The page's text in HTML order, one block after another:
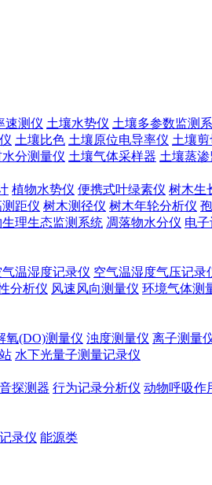
速测仪 土壤水势仪 土壤多参数监测
土壤比色 土壤原位电导率仪 土壤
分测量仪 土壤气体采样器 土壤蒸
植物水势仪 便携式叶绿素仪 树木生
距仪 树木测径仪 树木年轮分析仪
理生态监测系统 凋落物水分仪 电
气温湿度记录仪 空气温湿度气压记录
分析仪 风速风向测量仪 环境气体测
氧(DO)测量仪 浊度测量仪 离子测量
水下光量子测量记录仪
探测器 行为记录分析仪 动物呼吸作
录仪 能源类